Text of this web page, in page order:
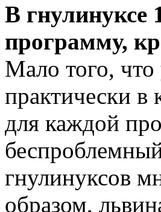
В
программу,
Мало того,
практически
для каждой
гнулинуксов
образом,